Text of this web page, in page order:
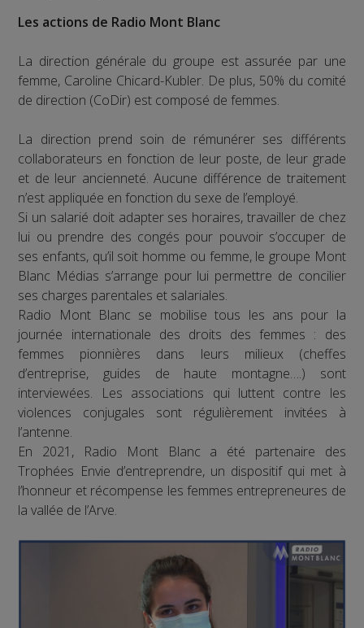
Les actions de Radio Mont Blanc
La direction générale du groupe est assurée par une
femme, Caroline Chicard-Kubler. De plus, 50% du comité
de direction (CoDir) est composé de femmes.
La direction prend soin de rémunérer ses différents
collaborateurs en fonction de leur poste, de leur grade
et de leur ancienneté. Aucune différence de traitement
n’est appliquée en fonction du sexe de l’employé.
Si un salarié doit adapter ses horaires, travailler de chez
lui ou prendre des congés pour pouvoir s’occuper de
ses enfants, qu’il soit homme ou femme, le groupe Mont
Blanc Médias s’arrange pour lui permettre de concilier
ses charges parentales et salariales.
Radio Mont Blanc se mobilise tous les ans pour la
journée internationale des droits des femmes : des
femmes pionnières dans leurs milieux (cheffes
d’entreprise, guides de haute montagne….) sont
interviewées. Les associations qui luttent contre les
violences conjugales sont régulièrement invitées à
l’antenne.
En 2021, Radio Mont Blanc a été partenaire des
Trophées Envie d’entreprendre, un dispositif qui met à
l’honneur et récompense les femmes entrepreneures de
la vallée de l’Arve.